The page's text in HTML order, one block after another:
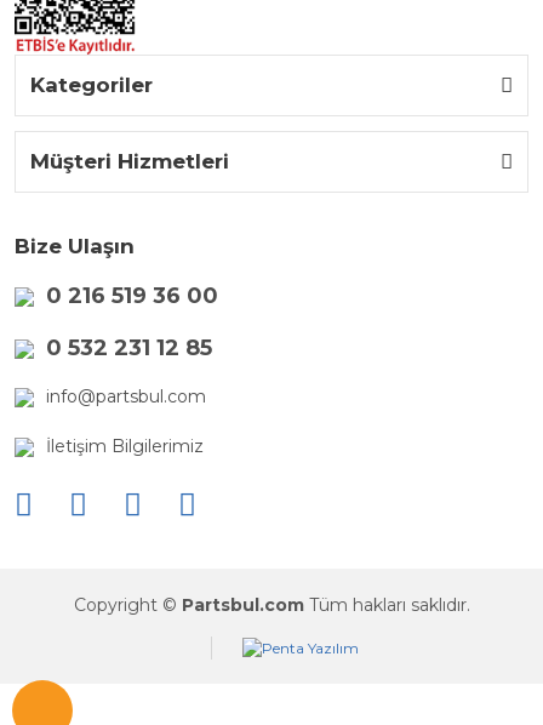
Kategoriler
Müşteri Hizmetleri
Bize Ulaşın
0 216 519 36 00
0 532 231 12 85
info@partsbul.com
İletişim Bilgilerimiz
Copyright © Partsbul.com Tüm hakları saklıdır.